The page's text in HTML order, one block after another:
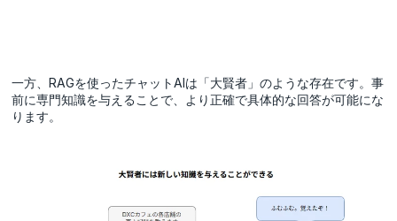
一方、RAGを使ったチャットAIは「大賢者」のような存在です。事
前に専門知識を与えることで、より正確で具体的な回答が可能にな
ります。